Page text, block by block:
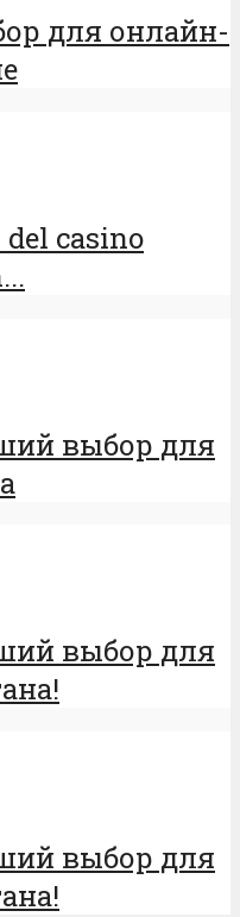
для онлайн-
del casino
выбор для
выбор для
выбор для